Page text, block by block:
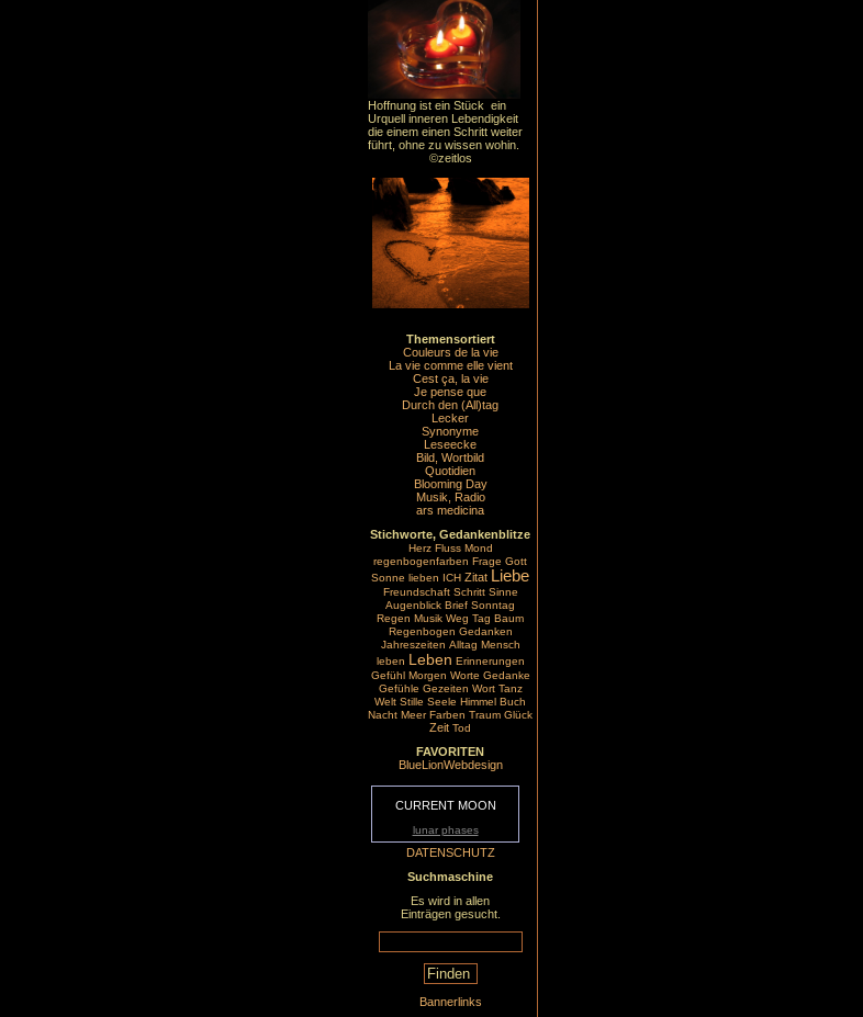
Hoffnung ist ein Stück ein
Urquell inneren Lebendigkeit
die einem einen Schritt weiter
führt, ohne zu wissen wohin.
©zeitlos
Themensortiert
Couleurs de la vie
La vie comme elle vient
Cest ça, la vie
Je pense que
Durch den (All)tag
Lecker
Synonyme
Leseecke
Bild, Wortbild
Quotidien
Blooming Day
Musik, Radio
ars medicina
Stichworte, Gedankenblitze
Herz Fluss Mond
regenbogenfarben Frage Gott
Sonne lieben ICH Zitat Liebe
Freundschaft Schritt Sinne
Augenblick Brief Sonntag
Regen Musik Weg Tag Baum
Regenbogen Gedanken
Jahreszeiten Alltag Mensch
leben Leben Erinnerungen
Gefühl Morgen Worte Gedanke
Gefühle Gezeiten Wort Tanz
Welt Stille Seele Himmel Buch
Nacht Meer Farben Traum Glück
Zeit Tod
FAVORITEN
BlueLionWebdesign
CURRENT MOON
lunar phases
DATENSCHUTZ
Suchmaschine
Es wird in allen
Einträgen gesucht.
Bannerlinks